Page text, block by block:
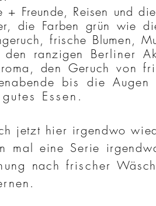
+ Freunde, Reisen und
die Farben grün wie
frische Blumen,
ranzigen Berliner
, den Geruch von
bis dieAugen
Essen.
jetzt hier irgendwo
mal eine Serie
nach frischer